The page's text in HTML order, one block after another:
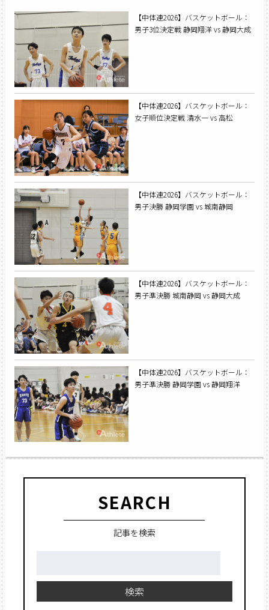
【中体連2026】バスケットボール：
男子3位決定戦 静岡翔洋 vs 静岡大成
【中体連2026】バスケットボール：
女子順位決定戦 清水一 vs 高松
【中体連2026】バスケットボール：
男子決勝 静岡学園 vs 城南静岡
【中体連2026】バスケットボール：
男子準決勝 城南静岡 vs 静岡大成
【中体連2026】バスケットボール：
男子準決勝 静岡学園 vs 静岡翔洋
SEARCH
記事を検索
検索